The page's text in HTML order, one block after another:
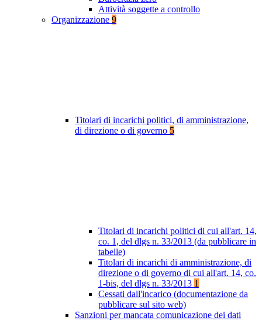
Attività soggette a controllo
Organizzazione 9
Titolari di incarichi politici, di amministrazione,
di direzione o di governo 5
Titolari di incarichi politici di cui all'art. 14,
co. 1, del dlgs n. 33/2013 (da pubblicare in
tabelle)
Titolari di incarichi di amministrazione, di
direzione o di governo di cui all'art. 14, co.
1-bis, del dlgs n. 33/2013 1
Cessati dall'incarico (documentazione da
pubblicare sul sito web)
Sanzioni per mancata comunicazione dei dati